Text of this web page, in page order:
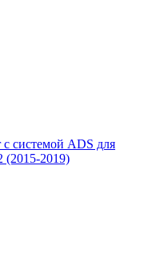
с системой ADS для
(2015-2019)